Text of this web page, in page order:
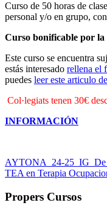
Curso de 50 horas de
personal y/o en grupo,
Curso bonificable por
Este curso se encuentra
estás interesado rellena el
puedes leer este articulo
Col·legiats tenen 30€
INFORMACIÓN
AYTONA_24-25_IG_De
TEA en Terapia
Propers Cursos